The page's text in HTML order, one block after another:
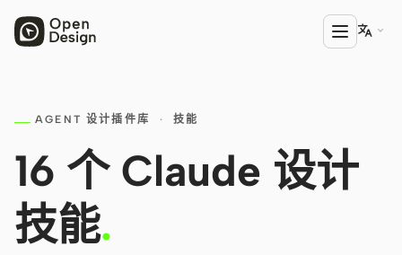
产品
Open Design
HTML Anything
HTML Video

AGENT 设计插件库 · 技能
16 个 Claude 设计
技能.